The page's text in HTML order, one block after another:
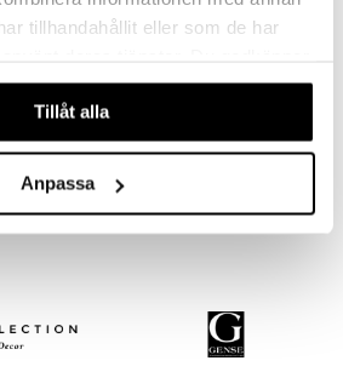
tillhandahållit eller som de har
användande av vår webbplats.
Tillåt alla
Anpassa